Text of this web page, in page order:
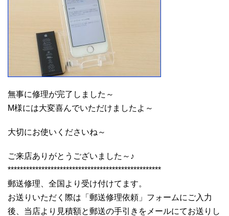
無事に修理が完了しました～
M様には大変喜んでいただけましたよ～
大切にお使いくださいね～
ご来店ありがとうございました～♪
**************************************************
郵送修理、全国より受け付けてます。
お送りいただく際は「郵送修理依頼」フォームにご入力
後、当店より見積額と郵送の手引きをメールにてお送りし